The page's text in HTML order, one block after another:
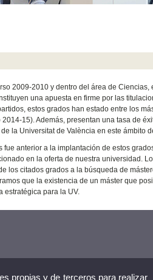
2009-2010 y dentro del área de
una apuesta en firme por las
estos grados han estado entre los
15). Además, presentan una tasa de
la Universitat de València en este ámbito
anterior a la implantación de estos
en la oferta de nuestra universidad.
los citados grados a la búsqueda de
que la existencia de un máster que
estratégica para la UV.
propias y de terceros para realizar